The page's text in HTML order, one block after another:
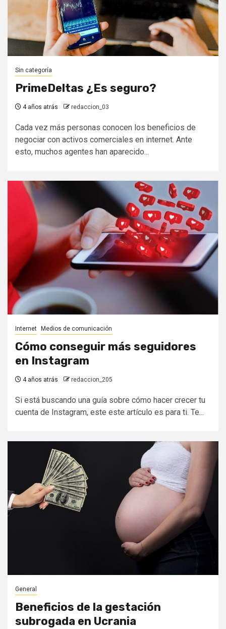
Sin categoría
PrimeDeltas ¿Es seguro?
4 años atrás redaccion_03
Cada vez más personas conocen los beneficios de
negociar con activos comerciales en internet. Ante
esto, muchos agentes han aparecido...
Internet Medios de comunicación
Cómo conseguir más seguidores
en Instagram
4 años atrás redaccion_205
Si está buscando una guía sobre cómo hacer crecer tu
cuenta de Instagram, este este artículo es para ti. Te...
General
Beneficios de la gestación
subrogada en Ucrania